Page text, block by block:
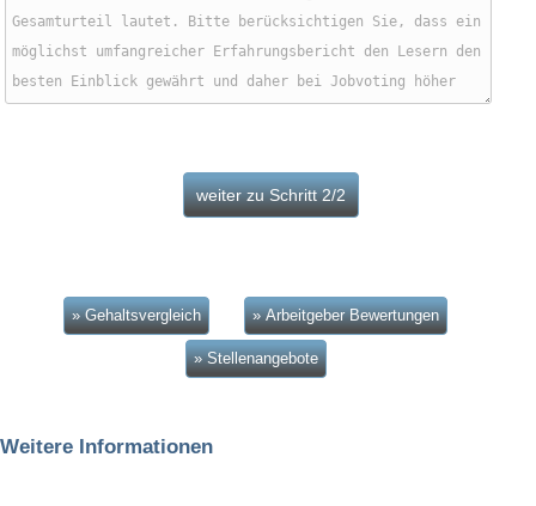
» Gehaltsvergleich » Arbeitgeber Bewertungen
» Stellenangebote
Weitere Informationen